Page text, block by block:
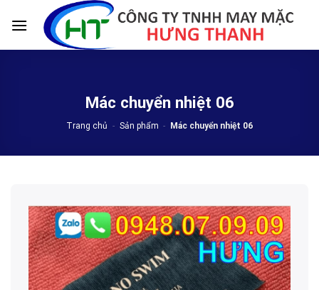
Mác chuyển nhiệt 06
Trang chủ - Sản phẩm - Mác chuyển nhiệt 06